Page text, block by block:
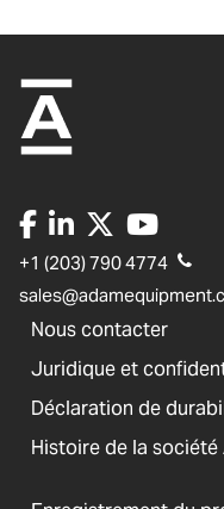
+1 (203) 790 4774
Nous contacter
Juridique et
Déclaration de
Histoire de la